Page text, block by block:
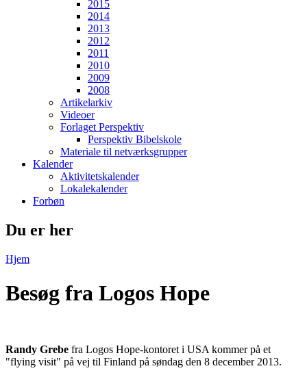
2015
2014
2013
2012
2011
2010
2009
2008
Artikelarkiv
Videoer
Forlaget Perspektiv
Perspektiv Bibelskole
Materiale til netværksgrupper
Kalender
Aktivitetskalender
Lokalekalender
Forbøn
Du er her
Hjem
Besøg fra Logos Hope
Randy Grebe fra Logos Hope-kontoret i USA kommer på et
"flying visit" på vej til Finland på søndag den 8 december 2013.